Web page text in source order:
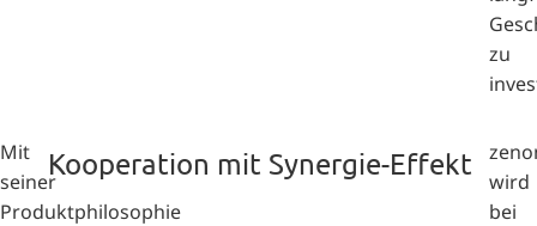
zu
Mit
seiner
Produktphilosophie
Kooperation mit Synergie-Effekt
wird
bei